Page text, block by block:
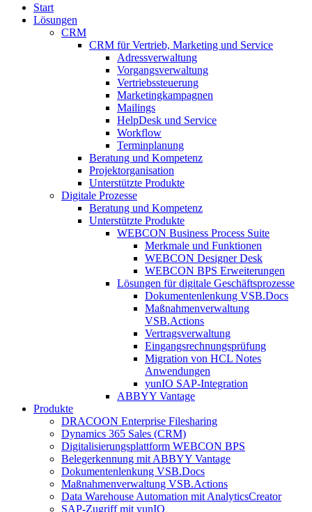
Start
Lösungen
CRM
CRM für Vertrieb, Marketing und Service
Adressverwaltung
Vorgangsverwaltung
Vertriebssteuerung
Marketingkampagnen
Mailings
HelpDesk und Service
Workflow
Terminplanung
Beratung und Kompetenz
Projektorganisation
Unterstützte Produkte
Digitale Prozesse
Beratung und Kompetenz
Unterstützte Produkte
WEBCON Business Process Suite
Merkmale und Funktionen
WEBCON Designer Desk
WEBCON BPS Erweiterungen
Lösungen für digitale Geschäftsprozesse
Dokumentenlenkung VSB.Docs
Maßnahmenverwaltung
VSB.Actions
Vertragsverwaltung
Eingangsrechnungs­prüfung
Migration von HCL Notes
Anwendungen
yunIO SAP-Integration
ABBYY Vantage
Produkte
DRACOON Enterprise Filesharing
Dynamics 365 Sales (CRM)
Digitalisierungsplattform WEBCON BPS
Belegerkennung mit ABBYY Vantage
Dokumentenlenkung VSB.Docs
Maßnahmenverwaltung VSB.Actions
Data Warehouse Automation mit AnalyticsCreator
SAP-Zugriff mit yunIO